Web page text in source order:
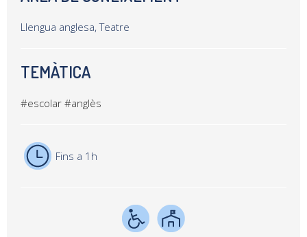
Llengua anglesa, Teatre
TEMÀTICA
#escolar #anglès
Fins a 1h